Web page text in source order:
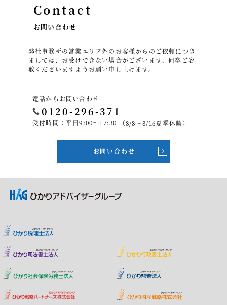
Contact
お問い合わせ
弊社事務所の営業エリア外のお客様からのご依頼につき
ましては、お受けできない場合がございます。何卒ご容
赦くださいますようお願い申し上げます。
電話からお問い合わせ
0120-296-371
受付時間：平日9:00～17:30 （8/8～8/16夏季休暇）
お問い合わせ